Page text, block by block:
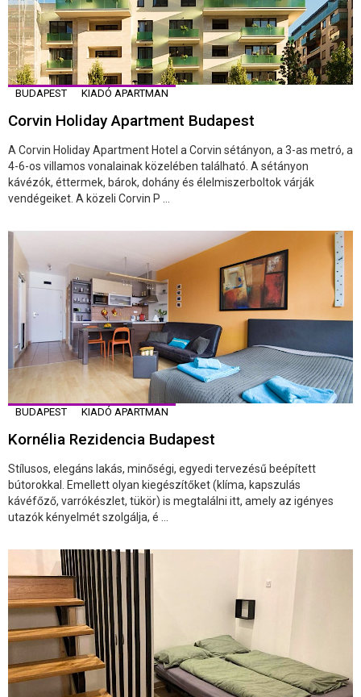
BUDAPEST KIADÓ APARTMAN
Corvin Holiday Apartment Budapest
A Corvin Holiday Apartment Hotel a Corvin sétányon, a 3-as metró, a
4-6-os villamos vonalainak közelében található. A sétányon
kávézók, éttermek, bárok, dohány és élelmiszerboltok várják
vendégeiket. A közeli Corvin P ...
BUDAPEST KIADÓ APARTMAN
Kornélia Rezidencia Budapest
Stílusos, elegáns lakás, minőségi, egyedi tervezésű beépített
bútorokkal. Emellett olyan kiegészítőket (klíma, kapszulás
kávéfőző, varrókészlet, tükör) is megtalálni itt, amely az igényes
utazók kényelmét szolgálja, é ...